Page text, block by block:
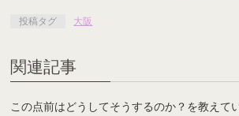
投稿タグ 大阪
関連記事
この点前はどうしてそうするのか？を教えて